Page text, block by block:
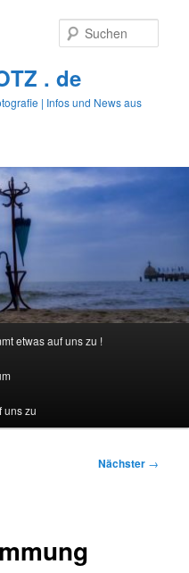
. de
| Infos und News aus
etwas auf uns zu !
uns zu
Nächster →